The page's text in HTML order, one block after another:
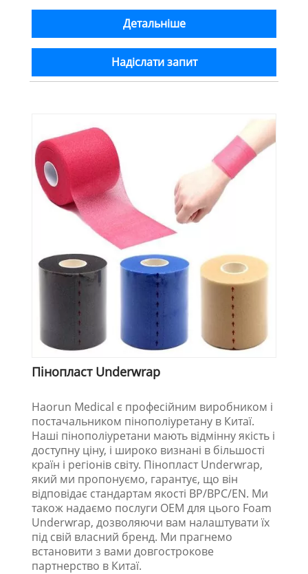
Детальніше
Надіслати запит
Пінопласт Underwrap
Haorun Medical є професійним виробником і
постачальником пінополіуретану в Китаї.
Наші пінополіуретани мають відмінну якість і
доступну ціну, і широко визнані в більшості
країн і регіонів світу. Пінопласт Underwrap,
який ми пропонуємо, гарантує, що він
відповідає стандартам якості BP/BPC/EN. Ми
також надаємо послуги OEM для цього Foam
Underwrap, дозволяючи вам налаштувати їх
під свій власний бренд. Ми прагнемо
встановити з вами довгострокове
партнерство в Китаї.